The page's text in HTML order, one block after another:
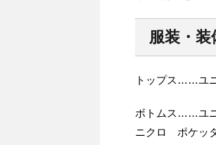
服装・装
トップス……ユ
ボトムス……ユニ
ニクロ ポケッ